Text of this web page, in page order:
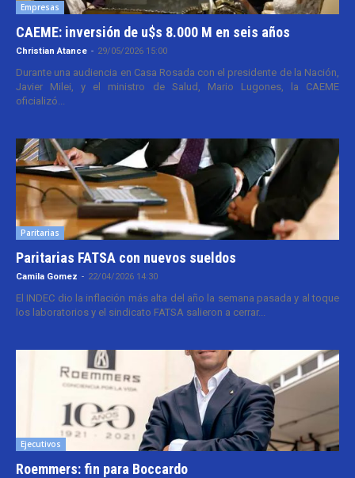
Empresas
CAEME: inversión de u$s 8.000 M en seis años
Christian Atance - 29/05/2026 15:00
Durante una audiencia en Casa Rosada con el presidente de la Nación,
Javier Milei, y el ministro de Salud, Mario Lugones, la CAEME
oficializó...
Paritarias
Paritarias FATSA con nuevos sueldos
Camila Gomez - 22/04/2026 14:30
El INDEC dio la inflación más alta del año la semana pasada y al toque
los laboratorios y el sindicato FATSA salieron a cerrar...
Ejecutivos
Roemmers: fin para Boccardo